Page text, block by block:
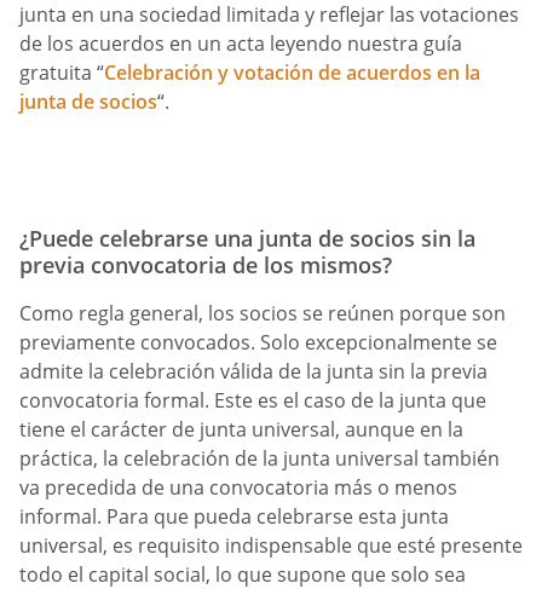
junta en una sociedad limitada y reflejar las votaciones
de los acuerdos en un acta leyendo nuestra guía
gratuita “Celebración y votación de acuerdos en la
junta de socios“.
¿Puede celebrarse una junta de socios sin la
previa convocatoria de los mismos?
Como regla general, los socios se reúnen porque son
previamente convocados. Solo excepcionalmente se
admite la celebración válida de la junta sin la previa
convocatoria formal. Este es el caso de la junta que
tiene el carácter de junta universal, aunque en la
práctica, la celebración de la junta universal también
va precedida de una convocatoria más o menos
informal. Para que pueda celebrarse esta junta
universal, es requisito indispensable que esté presente
todo el capital social, lo que supone que solo sea